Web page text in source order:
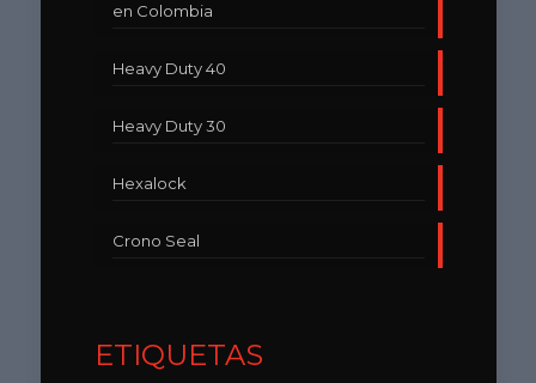
en Colombia
Heavy Duty 40
Heavy Duty 30
Hexalock
Crono Seal
ETIQUETAS